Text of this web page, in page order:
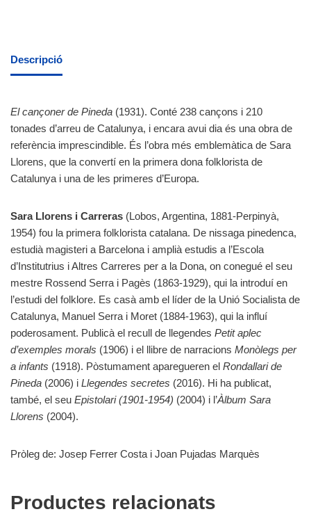
Descripció
El cançoner de Pineda (1931). Conté 238 cançons i 210
tonades d’arreu de Catalunya, i encara avui dia és una obra de
referència imprescindible. És l’obra més emblemàtica de Sara
Llorens, que la convertí en la primera dona folklorista de
Catalunya i una de les primeres d’Europa.
Sara Llorens i Carreras (Lobos, Argentina, 1881-Perpinyà,
1954) fou la primera folklorista catalana. De nissaga pinedenca,
estudià magisteri a Barcelona i amplià estudis a l’Escola
d’Institutrius i Altres Carreres per a la Dona, on conegué el seu
mestre Rossend Serra i Pagès (1863-1929), qui la introduí en
l’estudi del folklore. Es casà amb el líder de la Unió Socialista de
Catalunya, Manuel Serra i Moret (1884-1963), qui la influí
poderosament. Publicà el recull de llegendes Petit aplec
d’exemples morals (1906) i el llibre de narracions Monòlegs per
a infants (1918). Pòstumament aparegueren el Rondallari de
Pineda (2006) i Llegendes secretes (2016). Hi ha publicat,
també, el seu Epistolari (1901-1954) (2004) i l’Àlbum Sara
Llorens (2004).
Pròleg de: Josep Ferrer Costa i Joan Pujadas Marquès
Productes relacionats